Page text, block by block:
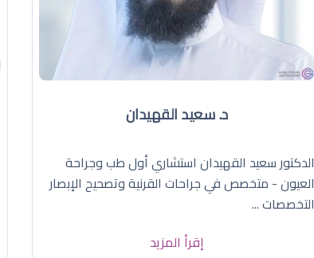
د. سعيد القهيدان
الدكتور سعيد القهيدان استشاري أول طب وجراحة
العيون - متخصص في جراحات القرنية وتصحيح الإبصار
التخصصات ...
إقرأ المزيد